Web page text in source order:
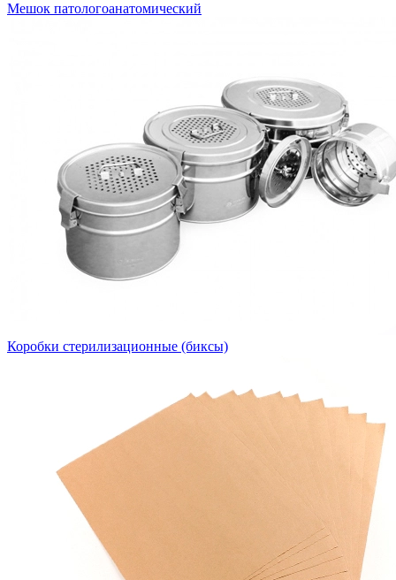
Мешок патологоанатомический
Коробки стерилизационные (биксы)